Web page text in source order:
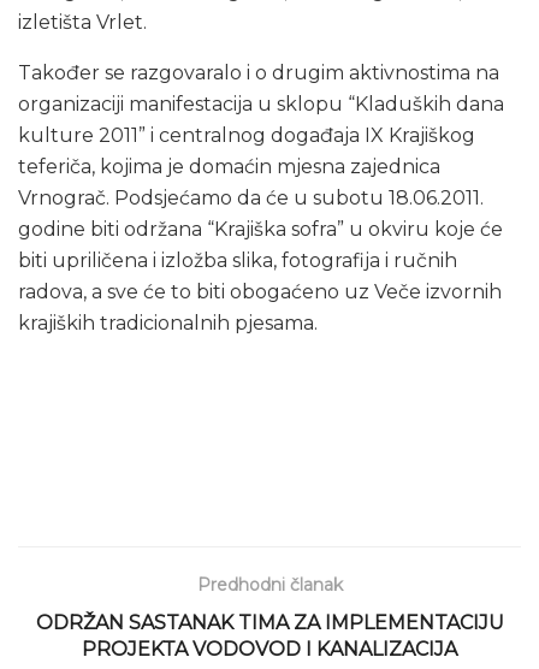
izletišta Vrlet.
Također se razgovaralo i o drugim aktivnostima na
organizaciji manifestacija u sklopu “Kladuških dana
kulture 2011” i centralnog događaja IX Krajiškog
teferiča, kojima je domaćin mjesna zajednica
Vrnograč. Podsjećamo da će u subotu 18.06.2011.
godine biti održana “Krajiška sofra” u okviru koje će
biti upriličena i izložba slika, fotografija i ručnih
radova, a sve će to biti obogaćeno uz Veče izvornih
krajiških tradicionalnih pjesama.
Predhodni članak
ODRŽAN SASTANAK TIMA ZA IMPLEMENTACIJU
PROJEKTA VODOVOD I KANALIZACIJA